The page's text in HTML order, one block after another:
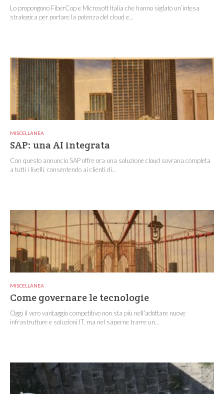
Lo propongono FiberCop e Microsoft Italia che hanno siglato un’intesa
strategica per portare la potenza del cloud e...
MISCELLANEA
SAP: una AI integrata
Con questo annuncio SAP offre ora una soluzione cloud sovrana completa
a tutti i livelli, consentendo ai clienti di...
MISCELLANEA
Come governare le tecnologie
Oggi il vero vantaggio competitivo non sta più nell'adottare nuove
infrastrutture e soluzioni IT, ma nel saperne trarre un...